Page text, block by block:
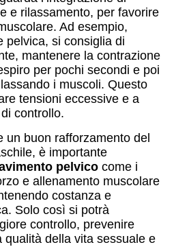
e rilassamento, per favorire
Ad esempio,
pelvica, si consiglia di
mantenere la contrazione
per pochi secondi e poi
i muscoli. Questo
tensioni eccessive e a
controllo.
un buon rafforzamento del
è importante
pelvico come i
e allenamento muscolare
costanza e
Solo così si potrà
controllo, prevenire
qualità della vita sessuale e